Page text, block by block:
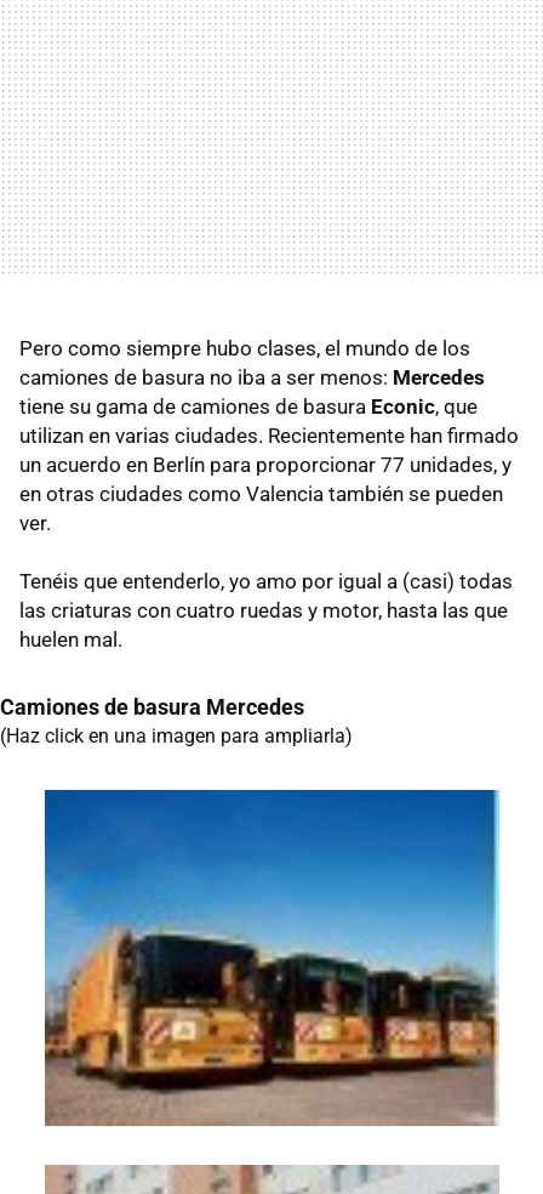
Pero como siempre hubo clases, el mundo de los
camiones de basura no iba a ser menos: Mercedes
tiene su gama de camiones de basura Econic, que
utilizan en varias ciudades. Recientemente han firmado
un acuerdo en Berlín para proporcionar 77 unidades, y
en otras ciudades como Valencia también se pueden
ver.
Tenéis que entenderlo, yo amo por igual a (casi) todas
las criaturas con cuatro ruedas y motor, hasta las que
huelen mal.
Camiones de basura Mercedes
(Haz click en una imagen para ampliarla)